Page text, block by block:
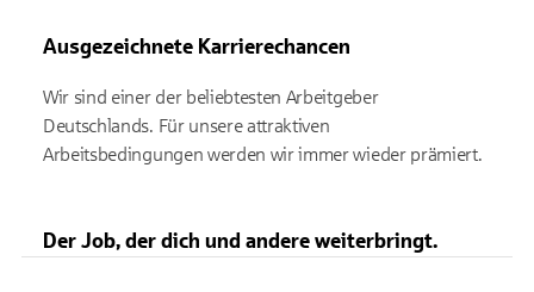
Ausgezeichnete Karrierechancen
Wir sind einer der beliebtesten Arbeitgeber
Deutschlands. Für unsere attraktiven
Arbeitsbedingungen werden wir immer wieder prämiert.
Der Job, der dich und andere weiterbringt.